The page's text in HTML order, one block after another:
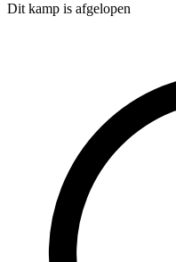
Dit kamp is afgelopen